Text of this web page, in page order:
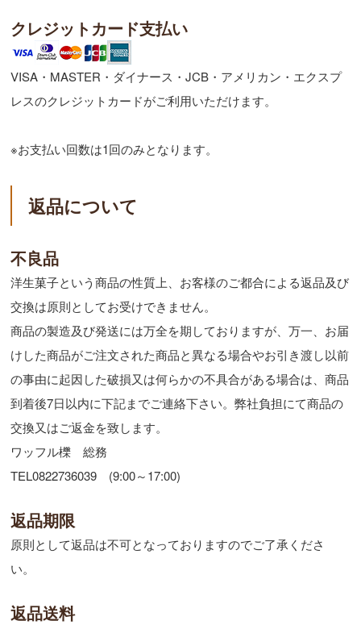
クレジットカード支払い
VISA・MASTER・ダイナース・JCB・アメリカン・エクスプ
レスのクレジットカードがご利用いただけます。
※お支払い回数は1回のみとなります。
返品について
不良品
洋生菓子という商品の性質上、お客様のご都合による返品及び
交換は原則としてお受けできません。
商品の製造及び発送には万全を期しておりますが、万一、お届
けした商品がご注文された商品と異なる場合やお引き渡し以前
の事由に起因した破損又は何らかの不具合がある場合は、商品
到着後7日以内に下記までご連絡下さい。弊社負担にて商品の
交換又はご返金を致します。
ワッフル櫟 総務
TEL0822736039 (9:00～17:00)
返品期限
原則として返品は不可となっておりますのでご了承くださ
い。
返品送料